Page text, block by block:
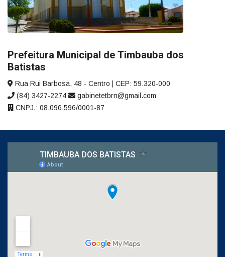
Prefeitura Municipal de Timbauba dos
Batistas
Rua Rui Barbosa, 48 - Centro | CEP: 59.320-000
(84) 3427-2274
gabinetetbrn@gmail.com
CNPJ.: 08.096.596/0001-87